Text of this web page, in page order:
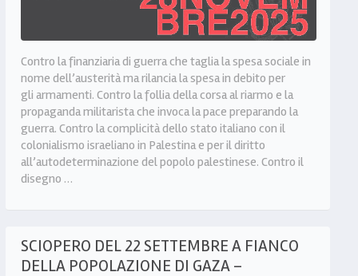
Contro la finanziaria di guerra che taglia la spesa sociale in
nome dell’austerità ma rilancia la spesa in debito per
gli armamenti. Contro la follia della corsa al riarmo e la
propaganda militarista che invoca la pace preparando la
guerra. Contro la complicità dello stato italiano con il
colonialismo israeliano in Palestina e per il diritto
all’autodeterminazione del popolo palestinese. Contro il
disegno …
SCIOPERO DEL 22 SETTEMBRE A FIANCO
DELLA POPOLAZIONE DI GAZA –